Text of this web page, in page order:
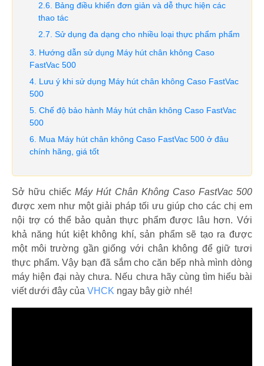
Bảng điều khiển đơn giản và dễ thực hiện các
thao tác
Sử dụng đa dạng cho nhiều loại thực phẩm phẩm
Hướng dẫn sử dụng Máy hút chân không Caso
FastVac 500
Lưu ý khi sử dụng Máy hút chân không Caso FastVac
500
Chế độ bảo hành Máy hút chân không Caso FastVac
500
Mua Máy hút chân không Caso FastVac 500 ở đâu
chính hãng, giá tốt
Sở hữu chiếcMáy Hút Chân Không Caso FastVac 500
được xem như một giải pháp tối ưu giúp cho các chị em
nội trợ có thể bảo quản thực phẩm được lâu hơn. Với
khả năng hút kiệt không khí, sản phẩm sẽ tạo ra được
một môi trường gần giống với chân không để giữ tươi
thực phẩm. Vậy bạn đã sắm cho căn bếp nhà mình dòng
máy hiện đại này chưa. Nếu chưa hãy cùng tìm hiểu bài
viết dưới đây của VHCK ngay bây giờ nhé!